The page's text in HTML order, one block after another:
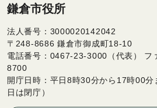
鎌倉市役所
法人番号：3000020142042
〒248-8686 鎌倉市御成町18-10
電話番号：0467-23-3000（代表） フ
8700
開庁日時：平日8時30分から17時00
日は閉庁）